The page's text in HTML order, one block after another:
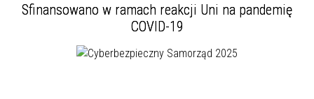
Sfinansowano w ramach reakcji Uni na pandemię
COVID-19